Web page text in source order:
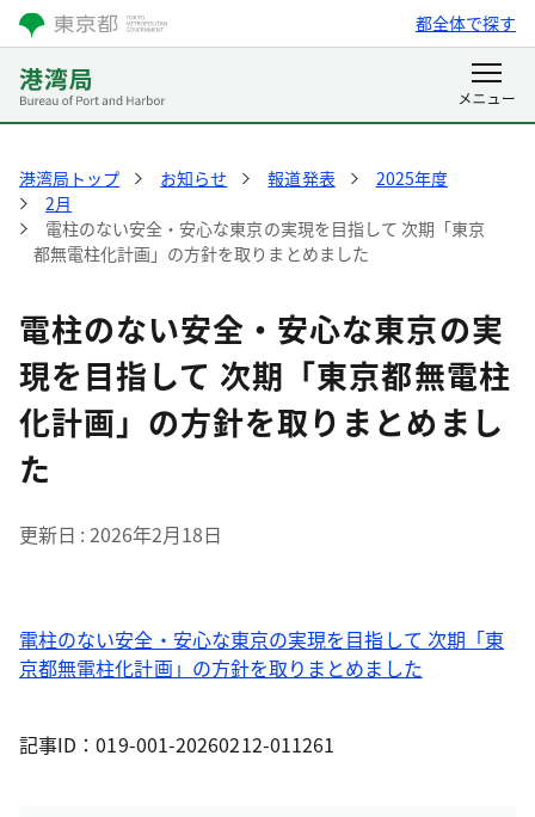
都全体で探す
港湾局トップ お知らせ 報道発表
2025年度
2月
電柱のない安全・安心な東京の実現を目指して 次期「東京
都無電柱化計画」の方針を取りまとめました
電柱のない安全・安心な東京の実
現を目指して 次期「東京都無電柱
化計画」の方針を取りまとめまし
た
更新日 2026年2月18日
電柱のない安全・安心な東京の実現を目指して 次期「東
京都無電柱化計画」の方針を取りまとめました
記事ID：019-001-20260212-011261